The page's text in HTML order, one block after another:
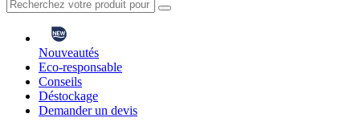
Nouveautés
Eco-responsable
Conseils
Déstockage
Demander un devis